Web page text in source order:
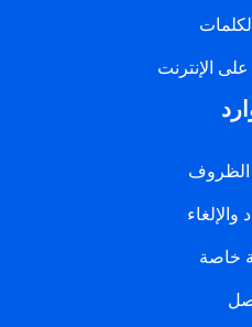
الإنترنت
الظروف
والإلغاء
خاصة